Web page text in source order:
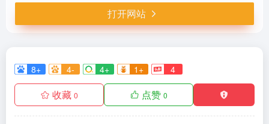
打开网站
8+ 4- 4+ 1+ 4
收藏 0 点赞 0